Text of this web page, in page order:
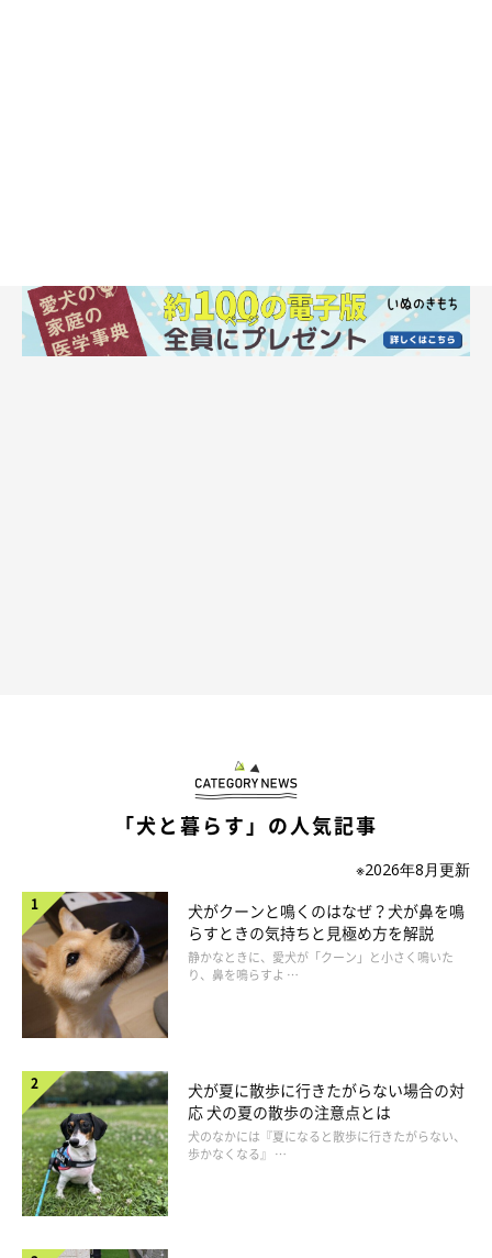
いぬのきもち投稿写真ギャラリー
人は夜間にまとめて睡眠をとりますが、犬は短時間の睡眠をこま
めにとっています。それでも夜間のほうが長く眠る傾向にあり、
21時～4時くらいが、犬がよく眠るゴールデンタイムです。
また、日頃から留守番をする習慣がある犬は、留守番中に長めの
睡眠をとることが多いそう。飼い主さんがいない時間を、うまく
使っているのですね。
「犬と暮らす」の人気記事
※2026年8月更新
犬がクーンと鳴くのはなぜ？犬が鼻を鳴
らすときの気持ちと見極め方を解説
静かなときに、愛犬が「クーン」と小さく鳴いた
り、鼻を鳴らすよ …
犬が夏に散歩に行きたがらない場合の対
応 犬の夏の散歩の注意点とは
犬のなかには『夏になると散歩に行きたがらない、
歩かなくなる』 …